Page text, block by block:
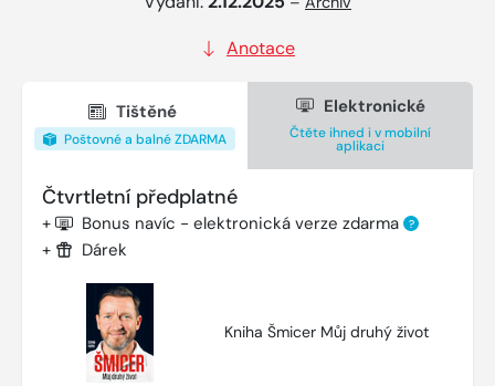
Anotace
Tištěné
Poštovné a balné ZDARMA
Elektronické
Čtěte ihned i v mobilní
aplikaci
Čtvrtletní předplatné
+ Bonus navíc - elektronická verze zdarma ?
+ Dárek
Kniha Šmicer Můj druhý život